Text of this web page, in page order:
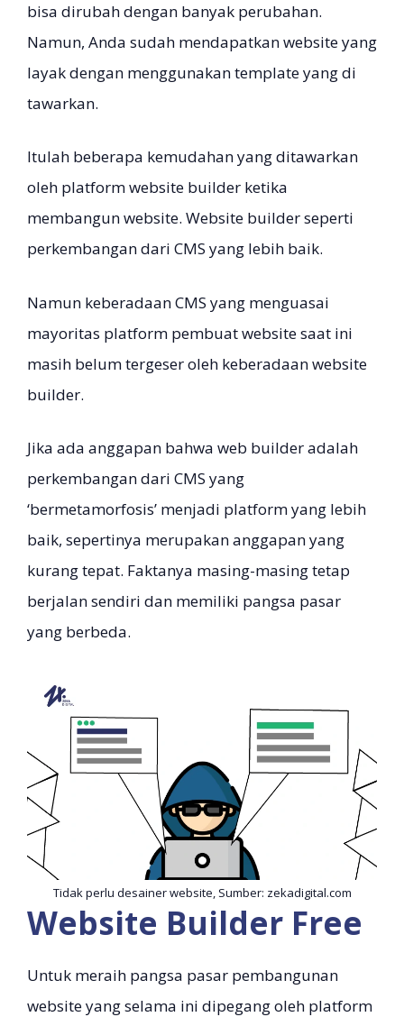
bisa dirubah dengan banyak perubahan.
Namun, Anda sudah mendapatkan website yang
layak dengan menggunakan template yang di
tawarkan.
Itulah beberapa kemudahan yang ditawarkan
oleh platform website builder ketika
membangun website. Website builder seperti
perkembangan dari CMS yang lebih baik.
Namun keberadaan CMS yang menguasai
mayoritas platform pembuat website saat ini
masih belum tergeser oleh keberadaan website
builder.
Jika ada anggapan bahwa web builder adalah
perkembangan dari CMS yang
‘bermetamorfosis’ menjadi platform yang lebih
baik, sepertinya merupakan anggapan yang
kurang tepat. Faktanya masing-masing tetap
berjalan sendiri dan memiliki pangsa pasar
yang berbeda.
Tidak perlu desainer website, Sumber: zekadigital.com
Website Builder Free
Untuk meraih pangsa pasar pembangunan
website yang selama ini dipegang oleh platform